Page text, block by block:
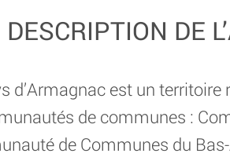
DESCRIPTION DE
d’Armagnac est un
de communes :
de Communes du